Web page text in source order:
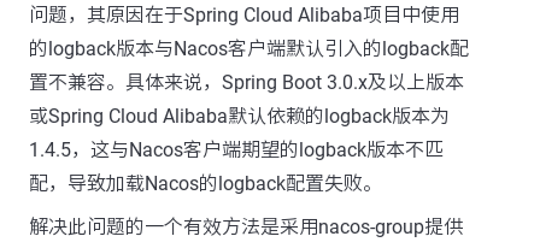
问题，其原因在于Spring Cloud Alibaba项目中使用
的logback版本与Nacos客户端默认引入的logback配
置不兼容。具体来说，Spring Boot 3.0.x及以上版本
或Spring Cloud Alibaba默认依赖的logback版本为
1.4.5，这与Nacos客户端期望的logback版本不匹
配，导致加载Nacos的logback配置失败。
解决此问题的一个有效方法是采用nacos-group提供